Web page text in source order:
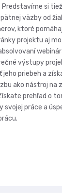
si
väzby od
ktoré
projektu aj
výstupy
priebeh a
ako nástroj na
prehľad o
svojej práce a